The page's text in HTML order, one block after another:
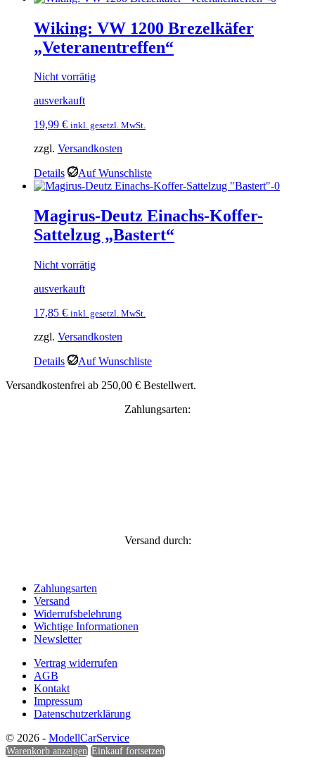
Wiking: VW 1200 Brezelkäfer
„Veteranentreffen“
Nicht vorrätig
ausverkauft
19,99 € inkl. gesetzl. MwSt.
zzgl. Versandkosten
Details Auf Wunschliste
Magirus-Deutz Einachs-Koffer-
Sattelzug „Bastert“
Nicht vorrätig
ausverkauft
17,85 € inkl. gesetzl. MwSt.
zzgl. Versandkosten
Details
Auf Wunschliste
Versandkostenfrei ab 250,00 € Bestellwert.
Zahlungsarten:
Versand durch:
Zahlungsarten
Versand
Widerrufsbelehrung
Wichtige Informationen
Newsletter
Vertrag widerrufen
AGB
Kontakt
Impressum
Datenschutzerklärung
© 2026 - ModellCarService
Warenkorb anzeigen Einkauf fortsetzen